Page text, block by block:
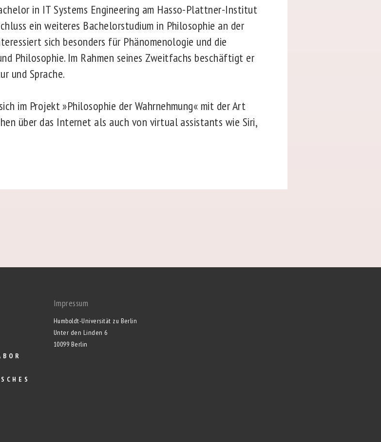
in IT Systems Engineering am Hasso-Plattner-Institut
ein weiteres Bachelorstudium in Philosophie an der
sich besonders für Phänomenologie und die
Philosophie. Im Rahmen seines Zweitfachs beschäftigt er
und Sprache.
im Projekt »Philosophie der Wahrnehmung« mit der Art
über das Internet als auch von virtual assistants wie Siri,
Impressum
Humboldt-Universität zu Berlin
Unter den Linden 6
10099 Berlin